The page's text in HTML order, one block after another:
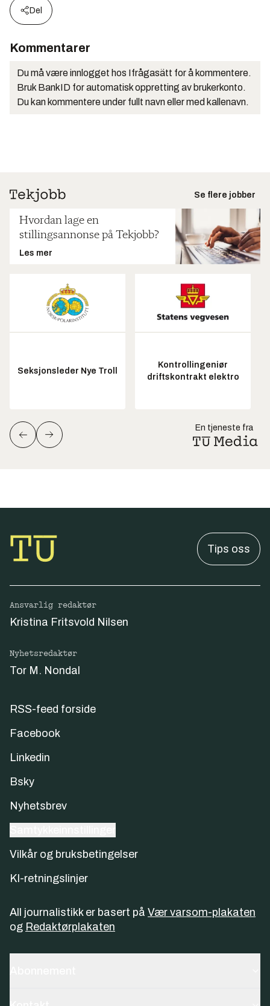
Del
Kommentarer
Du må være innlogget hos Ifrågasätt for å kommentere.
Bruk BankID for automatisk oppretting av brukerkonto.
Du kan kommentere under fullt navn eller med kallenavn.
Se flere jobber
Hvordan lage en
stillingsannonse på Tekjobb?
Les mer
Seksjonsleder Nye Troll
Kontrollingeniør
driftskontrakt elektro
En tjeneste fra
Tips oss
Ansvarlig redaktør
Kristina Fritsvold Nilsen
Nyhetsredaktør
Tor M. Nondal
RSS-feed forside
Facebook
Linkedin
Bsky
Nyhetsbrev
Vilkår og bruksbetingelser
KI-retningslinjer
All journalistikk er basert på Vær varsom-plakaten
og Redaktørplakaten